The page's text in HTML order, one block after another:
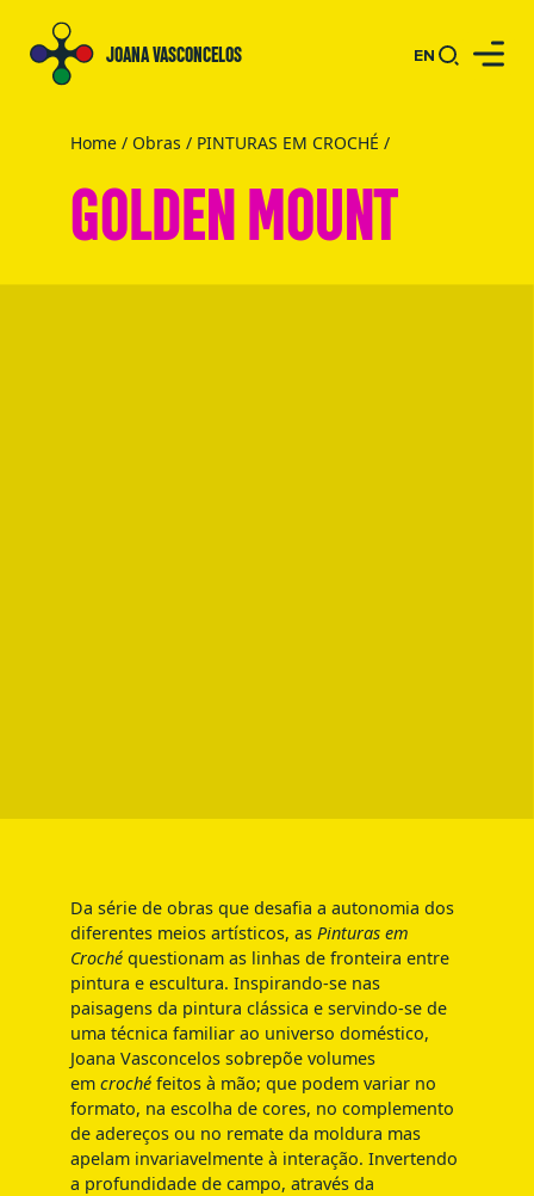
JOANA VASCONCELOS EN
Home / Obras / PINTURAS EM CROCHÉ /
GOLDEN MOUNT
Da série de obras que desafia a autonomia dos
diferentes meios artísticos, as Pinturas em
Crochéquestionam as linhas de fronteira entre
pintura e escultura. Inspirando-se nas
paisagens da pintura clássica e servindo-se de
uma técnica familiar ao universo doméstico,
Joana Vasconcelos sobrepõe volumes
em croché feitos à mão; que podem variar no
formato, na escolha de cores, no complemento
de adereços ou no remate da moldura mas
apelam invariavelmente à interação. Invertendo
a profundidade de campo, através da